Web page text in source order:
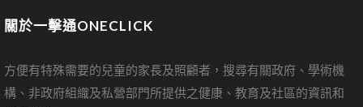
關於一擊通ONECLICK
方便有特殊需要的兒童的家長及照顧者，搜尋有關政府、學術機
構、非政府組織及私營部門所提供之健康、教育及社區的資訊和